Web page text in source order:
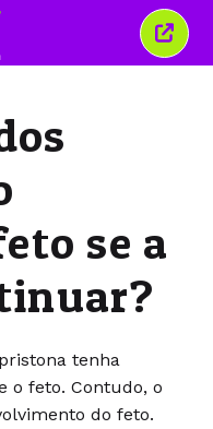
esta
se a
tenha
o feto. Contudo, o
do feto.